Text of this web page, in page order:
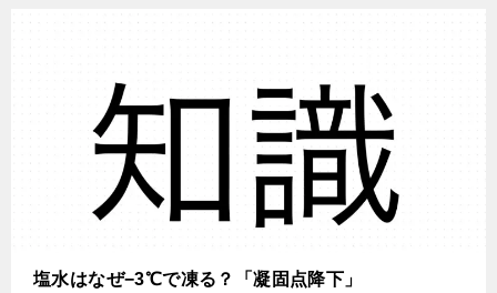
塩水はなぜ−3℃で凍る？「凝固点降下」